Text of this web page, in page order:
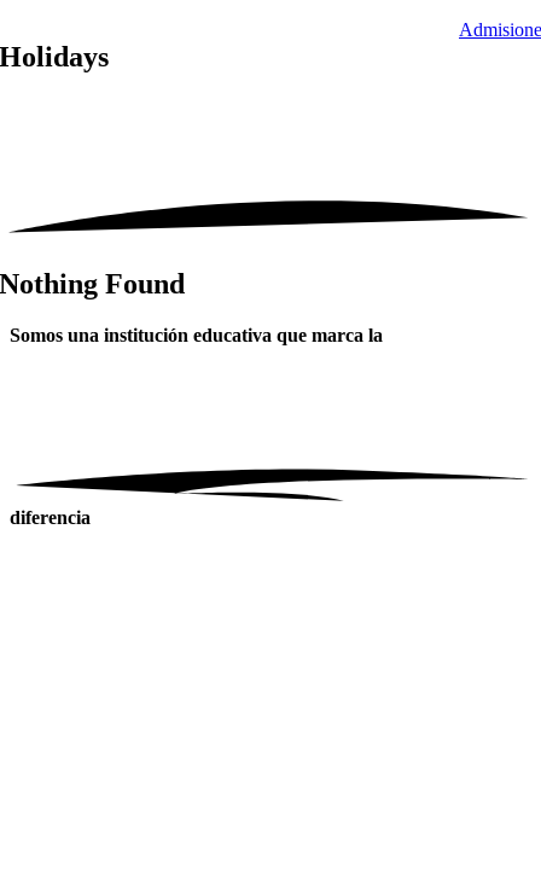
Holidays
Nothing Found
Somos una institución educativa que marca la
diferencia